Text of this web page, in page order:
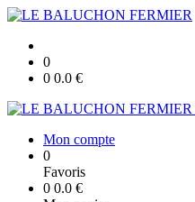
0
0 0.0 €
Mon compte
0
Favoris
0 0.0 €